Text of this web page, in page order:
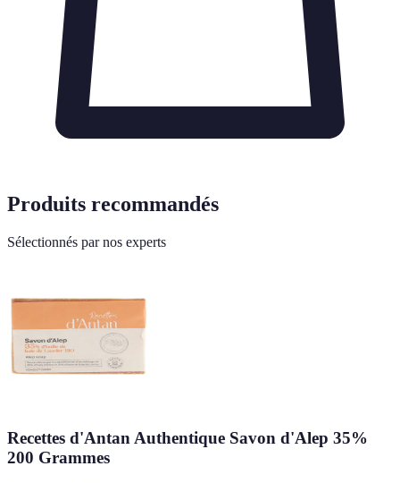
Produits recommandés
Sélectionnés par nos experts
Recettes d'Antan Authentique Savon d'Alep 35%
200 Grammes